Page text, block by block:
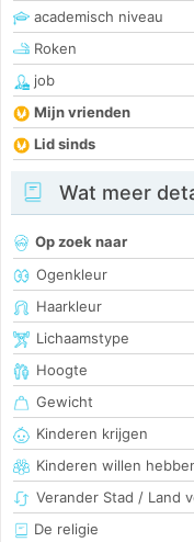
academisch niveau
Roken
job
Mijn vrienden
Lid sinds
Wat meer
Op zoek naar
Ogenkleur
Haarkleur
Lichaamstype
Hoogte
Gewicht
Kinderen krijgen
Kinderen willen
Verander Stad / Land
De religie